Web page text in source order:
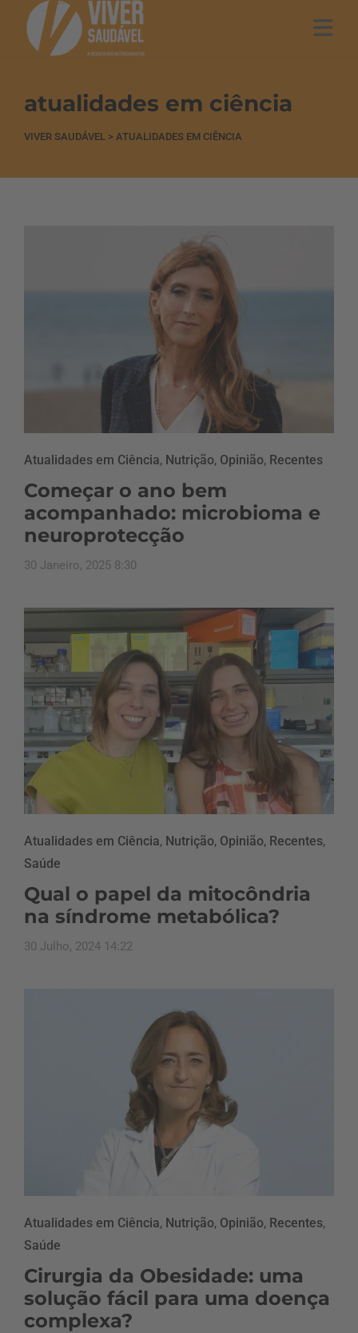
atualidades em ciência
VIVER SAUDÁVEL > ATUALIDADES EM CIÊNCIA
Atualidades em Ciência, Nutrição, Opinião, Recentes
Começar o ano bem
acompanhado: microbioma e
neuroprotecção
30 Janeiro, 2025 8:30
Atualidades em Ciência, Nutrição, Opinião, Recentes,
Saúde
Qual o papel da mitocôndria
na síndrome metabólica?
30 Julho, 2024 14:22
Atualidades em Ciência, Nutrição, Opinião, Recentes,
Saúde
Cirurgia da Obesidade: uma
solução fácil para uma doença
complexa?